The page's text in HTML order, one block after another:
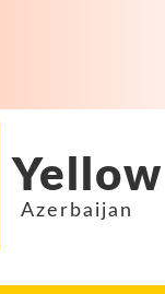
Azerbaijan